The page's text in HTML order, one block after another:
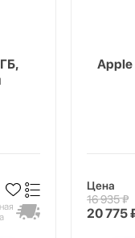
Apple
Цена
16 935 ₽
20 775